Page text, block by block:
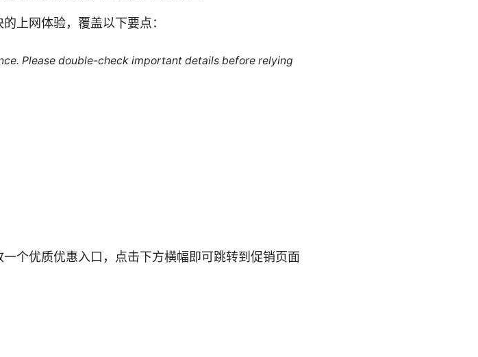
上网体验，覆盖以下要点：
Please double-check important details before relying
个优质优惠入口，点击下方横幅即可跳转到促销页面